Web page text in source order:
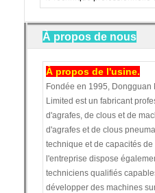
À propos de nous
À propos de l'usine.
Fondée en 1995, Dongguan
Limited est un fabricant
d'agrafes, de clous et de
d'agrafes et de clous
technique et de capacités
l'entreprise dispose
techniciens qualifiés
développer des machines